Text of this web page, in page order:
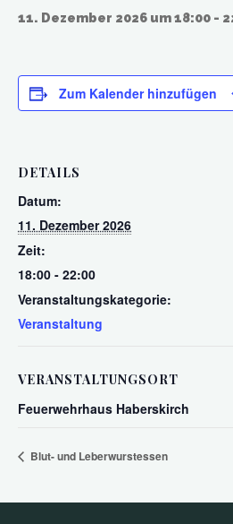
11. Dezember 2026 um 18:00 -
Zum Kalender hinzufügen
DETAILS
Datum:
11. Dezember 2026
Zeit:
18:00 - 22:00
Veranstaltungskategorie:
Veranstaltung
VERANSTALTUNGSORT
Feuerwehrhaus Haberskirch
Blut- und Leberwurstessen